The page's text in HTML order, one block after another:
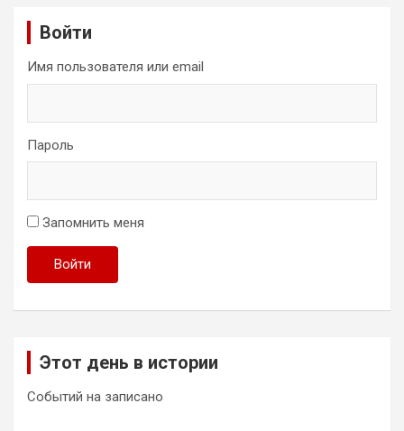
Войти
Имя пользователя или email
Пароль
Запомнить меня
Войти
Этот день в истории
Событий на записано